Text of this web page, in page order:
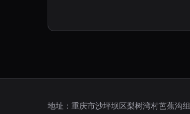
地址：重庆市沙坪坝区梨树湾村芭蕉沟组